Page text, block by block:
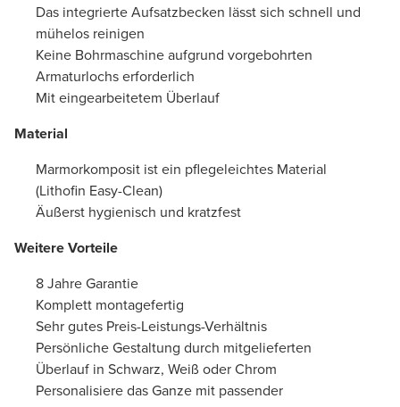
Das integrierte Aufsatzbecken lässt sich schnell und
mühelos reinigen
Keine Bohrmaschine aufgrund vorgebohrten
Armaturlochs erforderlich
Mit eingearbeitetem Überlauf
Material
Marmorkomposit ist ein pflegeleichtes Material
(Lithofin Easy-Clean)
Äußerst hygienisch und kratzfest
Weitere Vorteile
8 Jahre Garantie
Komplett montagefertig
Sehr gutes Preis-Leistungs-Verhältnis
Persönliche Gestaltung durch mitgelieferten
Überlauf in Schwarz, Weiß oder Chrom
Personalisiere das Ganze mit passender